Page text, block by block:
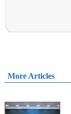
More Articles